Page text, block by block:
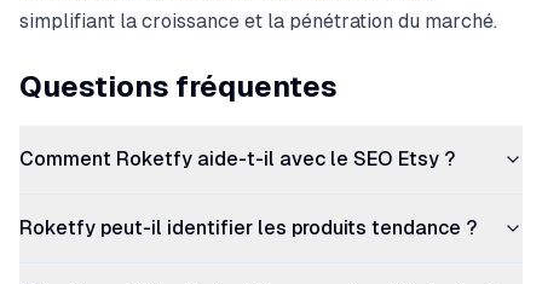
simplifiant la croissance et la pénétration du marché.
Questions fréquentes
Comment Roketfy aide-t-il avec le SEO Etsy ?
Roketfy peut-il identifier les produits tendance ?